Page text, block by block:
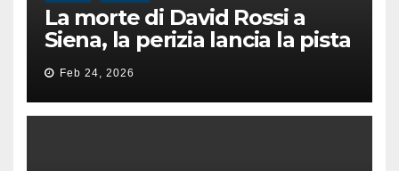
La morte di David Rossi a
Siena, la perizia lancia la pista
di un’intimidazione finita
male
Feb 24, 2026